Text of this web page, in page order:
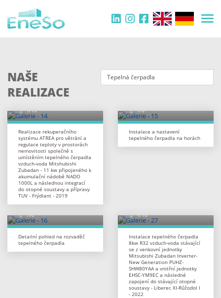
NAŠE
REALIZACE
Filtr
Realizace rekuperačního
systému ATREA pro větrání a
regulace teploty v prostorách
nemovitosti společně s
umístěním tepelného čerpadla
vzduch-voda Mitshubishi
Zubadan - 11 kw připojeného k
akumulační nádobě NADO
1000L a následnou integrací
do otopné soustavy a přípravy
TUV - Frýdlant - 2019
Instalace a nastavení
tepelného čerpadla na horách
Detailní pohled na rozvaděč
tepelného čerpadla
Instalace tepelného čerpadla
8kw R32 vzduch-voda stávající
se z venkovní jednotky
Mitsubishi Zubadan Inverter-
New Generation PUHZ-
SHW80YAA a vnitřní jednotky
EHSC-YM9EC a následné
zapojení do stávající otopné
soustavy - Liberec XI-Růžodol I
- 2022